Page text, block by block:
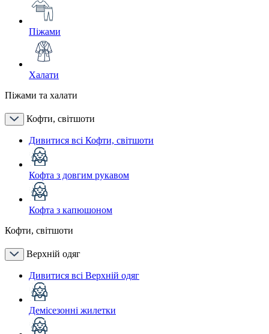
Піжами
Халати
Піжами та халати
Кофти, світшоти
Дивитися всі Кофти, світшоти
Кофта з довгим рукавом
Кофта з капюшоном
Кофти, світшоти
Верхній одяг
Дивитися всі Верхній одяг
Демісезонні жилетки